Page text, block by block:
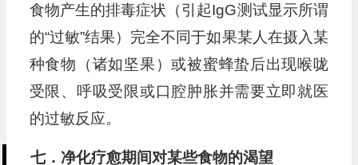
食物产生的排毒症状（引起IgG测试显示所谓
的“过敏”结果）完全不同于如果某人在摄入某
种食物（诸如坚果）或被蜜蜂蛰后出现喉咙
受限、呼吸受限或口腔肿胀并需要立即就医
的过敏反应。
七．净化疗愈期间对某些食物的渴望